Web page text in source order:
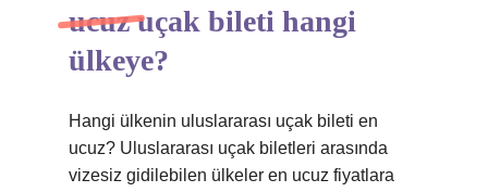
ucuz uçak bileti hangi
ülkeye?
Hangi ülkenin uluslararası uçak bileti en
ucuz? Uluslararası uçak biletleri arasında
vizesiz gidilebilen ülkeler en ucuz fiyatlara